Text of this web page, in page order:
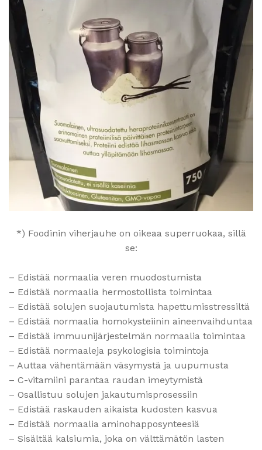
*) Foodinin viherjauhe on oikeaa superruokaa, sillä
se:
– Edistää normaalia veren muodostumista
– Edistää normaalia hermostollista toimintaa
– Edistää solujen suojautumista hapettumisstressiltä
– Edistää normaalia homokysteiinin aineenvaihduntaa
– Edistää immuunijärjestelmän normaalia toimintaa
– Edistää normaaleja psykologisia toimintoja
– Auttaa vähentämään väsymystä ja uupumusta
– C-vitamiini parantaa raudan imeytymistä
– Osallistuu solujen jakautumisprosessiin
– Edistää raskauden aikaista kudosten kasvua
– Edistää normaalia aminohapposynteesiä
– Sisältää kalsiumia, joka on välttämätön lasten